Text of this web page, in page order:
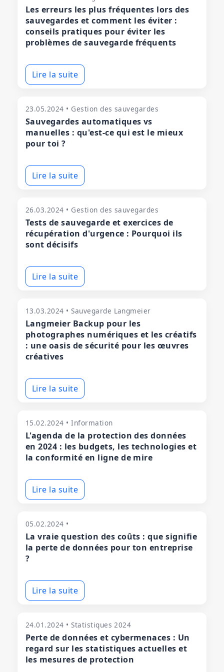
Les erreurs les plus fréquentes lors des
sauvegardes et comment les éviter :
conseils pratiques pour éviter les
problèmes de sauvegarde fréquents
Lire la suite
23.05.2024 • Gestion des sauvegardes
Sauvegardes automatiques vs
manuelles : qu'est-ce qui est le mieux
pour toi ?
Lire la suite
26.03.2024 • Gestion des sauvegardes
Tests de sauvegarde et exercices de
récupération d'urgence : Pourquoi ils
sont décisifs
Lire la suite
13.03.2024 • Sauvegarde Langmeier
Langmeier Backup pour les
photographes numériques et les créatifs
: une oasis de sécurité pour les œuvres
créatives
Lire la suite
15.02.2024 • Information
L'agenda de la protection des données
en 2024 : les budgets, les technologies et
la conformité en ligne de mire
Lire la suite
05.02.2024 •
La vraie question des coûts : que signifie
la perte de données pour ton entreprise
?
Lire la suite
24.01.2024 • Statistiques 2024
Perte de données et cybermenaces : Un
regard sur les statistiques actuelles et
les mesures de protection